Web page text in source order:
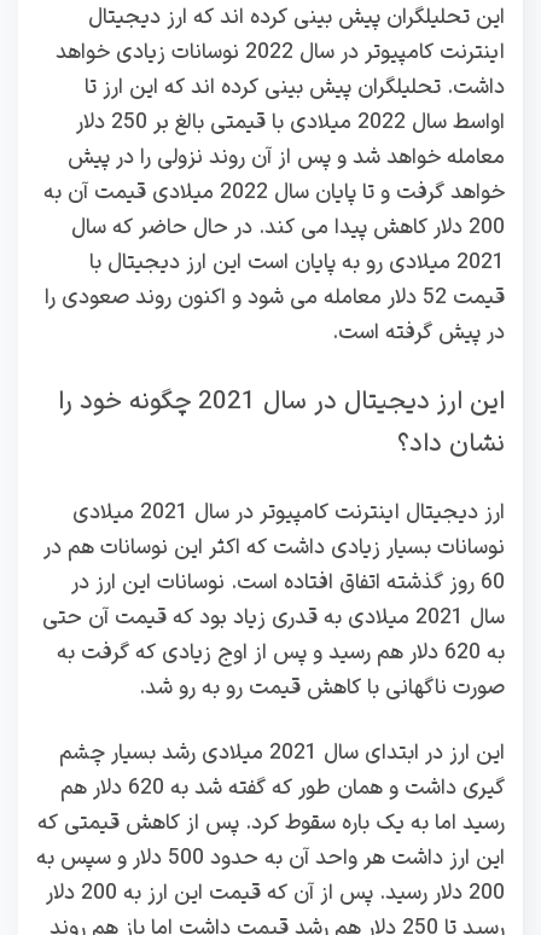
این تحلیلگران پیش بینی کرده اند که ارز دیجیتال
اینترنت کامپیوتر در سال 2022 نوسانات زیادی خواهد
داشت. تحلیلگران پیش بینی کرده اند که این ارز تا
اواسط سال 2022 میلادی با قیمتی بالغ بر 250 دلار
معامله خواهد شد و پس از آن روند نزولی را در پیش
خواهد گرفت و تا پایان سال 2022 میلادی قیمت آن به
200 دلار کاهش پیدا می کند. در حال حاضر که سال
2021 میلادی رو به پایان است این ارز دیجیتال با
قیمت 52 دلار معامله می شود و اکنون روند صعودی را
در پیش گرفته است.
این ارز دیجیتال در سال 2021 چگونه خود را
نشان داد؟
ارز دیجیتال اینترنت کامپیوتر در سال 2021 میلادی
نوسانات بسیار زیادی داشت که اکثر این نوسانات هم در
60 روز گذشته اتفاق افتاده است. نوسانات این ارز در
سال 2021 میلادی به قدری زیاد بود که قیمت آن حتی
به 620 دلار هم رسید و پس از اوج زیادی که گرفت به
صورت ناگهانی با کاهش قیمت رو به رو شد.
این ارز در ابتدای سال 2021 میلادی رشد بسیار چشم
گیری داشت و همان طور که گفته شد به 620 دلار هم
رسید اما به یک باره سقوط کرد. پس از کاهش قیمتی که
این ارز داشت هر واحد آن به حدود 500 دلار و سپس به
200 دلار رسید. پس از آن که قیمت این ارز به 200 دلار
رسید تا 250 دلار هم رشد قیمت داشت اما باز هم روند